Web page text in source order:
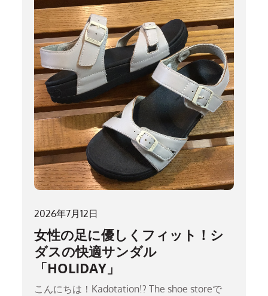
2026年7月12日
女性の足に優しくフィット！シ
ダスの快適サンダル
「HOLIDAY」
こんにちは！Kadotation!? The shoe storeで